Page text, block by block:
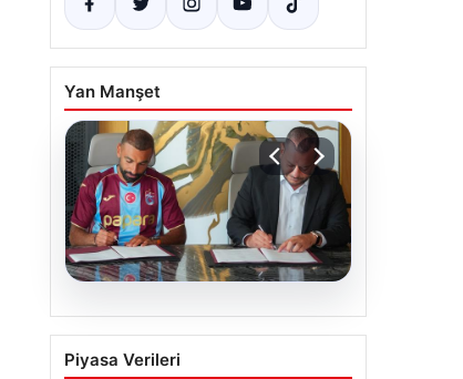
Yan Manşet
06.08.2026
Trabzonspor Salah’ın
maliyetini açıkladı!
Piyasa Verileri